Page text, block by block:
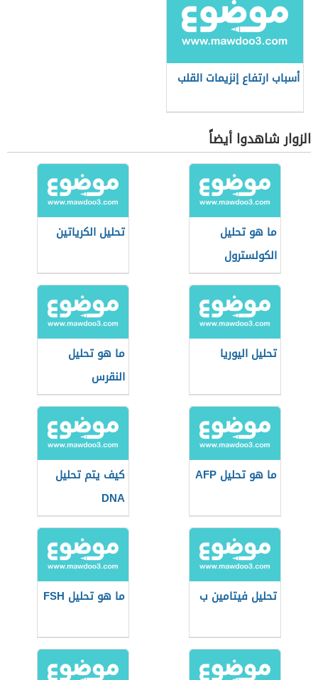
أسباب ارتفاع إنزيمات القلب
الزوار شاهدوا أيضاً
ما هو تحليل
الكولسترول
تحليل الكرياتين
تحليل اليوريا
ما هو تحليل
النقرس
ما هو تحليل AFP
كيف يتم تحليل
DNA
تحليل فيتامين ب ما هو تحليل FSH